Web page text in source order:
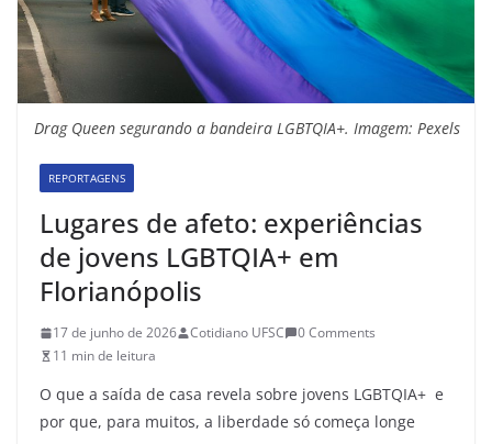
Drag Queen segurando a bandeira LGBTQIA+. Imagem: Pexels
REPORTAGENS
Lugares de afeto: experiências
de jovens LGBTQIA+ em
Florianópolis
17 de junho de 2026 Cotidiano UFSC
0 Comments
11 min de leitura
O que a saída de casa revela sobre jovens LGBTQIA+ e
por que, para muitos, a liberdade só começa longe